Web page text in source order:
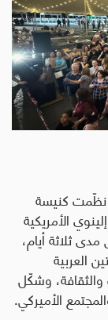
نظّمت كنيسة
الأمريكية
ثلاثة أيام،
العربية
والثقافة، وشكّل
الأميركي.